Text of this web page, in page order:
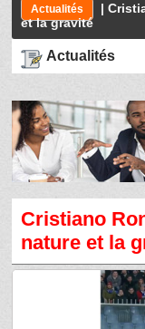
Actualités
|
et la gravité
Actualités
Cristiano
nature et la